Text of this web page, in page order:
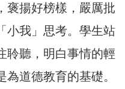
褒揚好榜樣，嚴厲批
小我」思考。學生站
聆聽，明白事情的輕
道德教育的基礎。